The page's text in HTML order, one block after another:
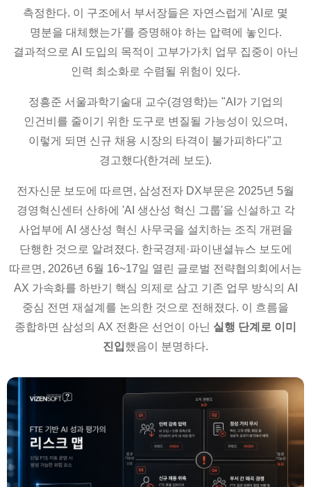
측정한다. 이 구조에서 부서장들은 자연스럽게 'AI로 몇
명분을 대체했는가'를 증명해야 하는 압력에 놓인다.
결과적으로 AI 도입의 목적이 고부가가치 업무 집중이 아닌
인력 최소화로 수렴될 위험이 있다.
정흥준 서울과학기술대 교수(경영학)는 "AI가 기업의
인건비를 줄이기 위한 도구로 변질될 가능성이 있으며,
이렇게 되면 신규 채용 시장의 타격이 불가피하다"고
경고했다(한겨레 보도).
전자신문 보도에 따르면, 삼성전자 DX부문은 2025년 5월
경영혁신센터 산하에 'AI 생산성 혁신 그룹'을 신설하고 각
사업부에 AI 생산성 혁신 사무국을 설치하는 조직 개편을
단행한 것으로 알려졌다. 한국경제·파이낸셜뉴스 보도에
따르면, 2026년 6월 16~17일 열린 글로벌 전략협의회에서는
AX 가속화를 하반기 핵심 의제로 삼고 기존 업무 방식의 AI
중심 전면 재설계를 논의한 것으로 전해졌다. 이 흐름을
종합하면 삼성의 AX 전환은 선언이 아닌 실행 단계로 이미
진입 했음이 분명하다.